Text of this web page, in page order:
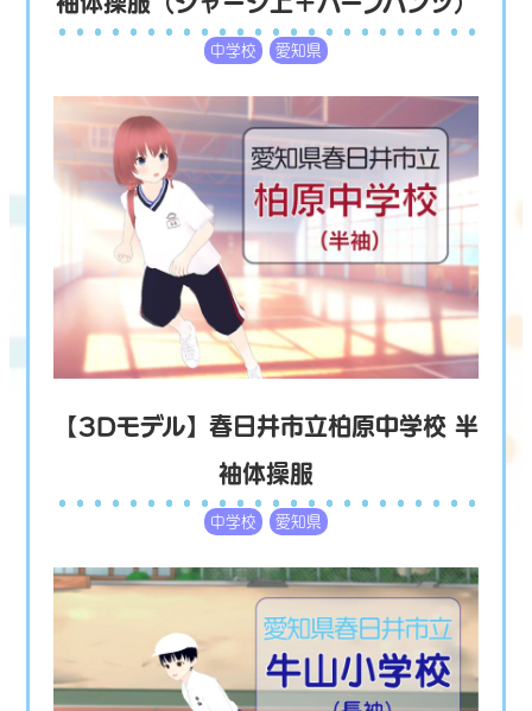
中学校 愛知県
【3Dモデル】春日井市立柏原中学校 半
袖体操服
中学校 愛知県